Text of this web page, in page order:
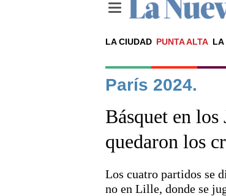
LA CIUDAD PUNTA ALTA LA
Noticias
Deportes
París 2024.
Básquet en
quedaron los
Los cuatro partidos se
no en Lille, donde se